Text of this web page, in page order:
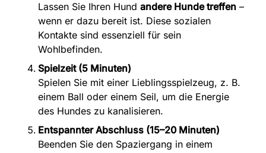
Lassen Sie Ihren Hund andere Hunde treffen –
wenn er dazu bereit ist. Diese sozialen
Kontakte sind essenziell für sein
Wohlbefinden.
Spielzeit (5 Minuten)
Spielen Sie mit einer Lieblingsspielzeug, z. B.
einem Ball oder einem Seil, um die Energie
des Hundes zu kanalisieren.
Entspannter Abschluss (15–20 Minuten)
Beenden Sie den Spaziergang in einem